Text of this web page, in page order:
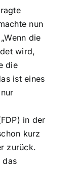
nun
die
wird,
die
ist eines
in der
kurz
zurück.
das